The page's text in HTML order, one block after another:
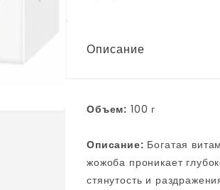
Описание
Объем: 100 г
Описание:
жожоба проникает
стянутость и